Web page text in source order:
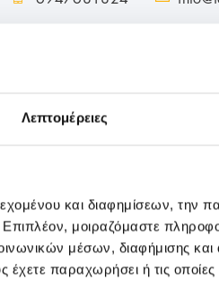
Λεπτομέρειες
και διαφημίσεων, την
μοιραζόμαστε
μέσων, διαφήμισης
παραχωρήσει ή τις